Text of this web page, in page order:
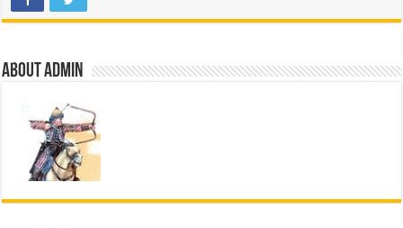
About admin